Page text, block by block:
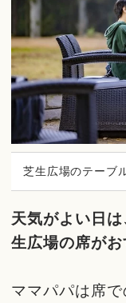
芝生広場のテーブ
天気がよい日
生広場の席がお
ママパパは席